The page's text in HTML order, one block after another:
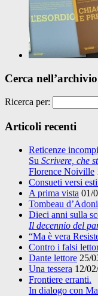
Cerca nell’archivio
Ricerca per:
Articoli recenti
Reticenze
Su Scrivere, che
Florence Noiville
Consueti versi
A prima vista 01/
Tombeau
Dieci anni sulla
Il decennio del
“Ma è vera
Contro i falsi
Dante lettore 25/
Una tessera 12/
Frontiere erranti.
In dialogo con